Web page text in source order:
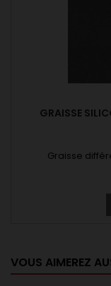
GRAISSE
Graisse
VOUS AIMEREZ